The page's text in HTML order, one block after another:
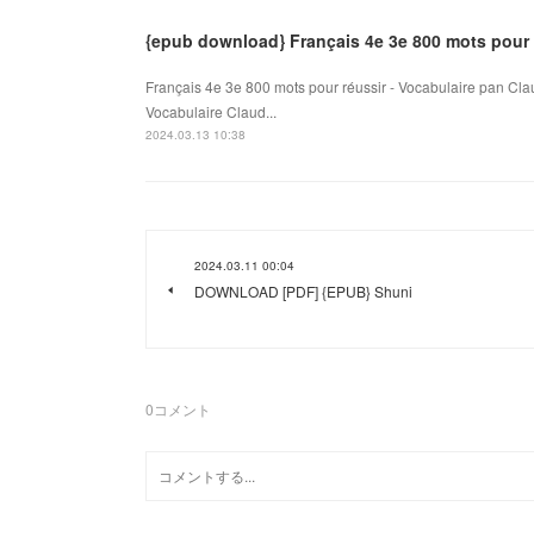
{epub download} Français 4e 3e 800 mots
Français 4e 3e 800 mots pour réussir - Vocabulaire pan
Vocabulaire Claud...
2024.03.13 10:38
2024.03.11 00:04
DOWNLOAD [PDF] {EPUB} Shuni
0コメント